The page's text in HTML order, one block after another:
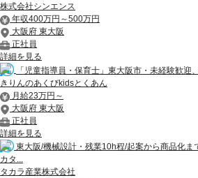
株式会社シンエンス
年収400万円～500万円
大阪府 東大阪
正社員
詳細を見る
「児童指導員・保育士」東大阪市・未経験歓迎
きりんのあくびkidsとくあん
月給23万円～
大阪府 東大阪
正社員
詳細を見る
東大阪/機械設計・残業10h程/起案から商品化ま
カタ...
タカラ産業株式会社